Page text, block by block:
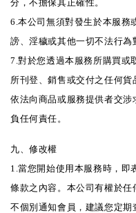
分，不擔保其正確性。
6.本公司無須對發生於本服務
謗、淫穢或其他一切不法行為
7.對於您透過本服務所購買或
所刊登、銷售或交付之任何
依法向商品或服務提供者交
負任何責任。
九、修改權
1.當您開始使用本服務時，即
條款之內容。本公司有權於
不個別通知會員，建議您定